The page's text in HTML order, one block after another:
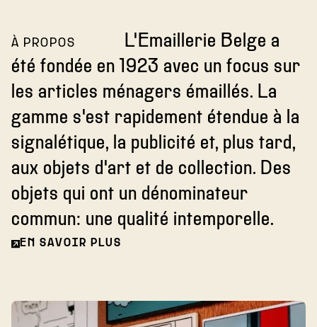
À PROPOS
L'Emaillerie Belge a
été fondée en 1923 avec un focus sur
les articles ménagers émaillés. La
gamme s'est rapidement étendue à la
signalétique, la publicité et, plus tard,
aux objets d'art et de collection. Des
objets qui ont un dénominateur
commun: une qualité intemporelle.
EN SAVOIR PLUS